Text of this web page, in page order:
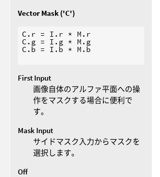
Vector Mask ('C')
C.r = I.r * M.r
C.g = I.g * M.g
C.b = I.b * M.b
First Input
画像自体のアルファ平面への操
作をマスクする場合に便利で
す。
Mask Input
サイドマスク入力からマスクを
選択します。
Off